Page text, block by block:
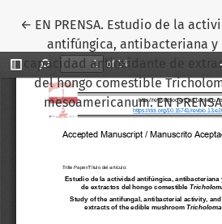
← Volver a los detalles del
EN PRENSA. Estudio de la
antifúngica, antibacteriana y
capacidad antioxidante de
del hongo comestible
mesoamericanum. EN PRENSA